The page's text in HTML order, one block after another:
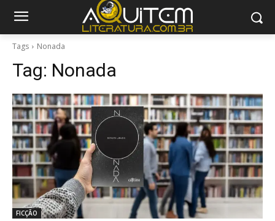
Tags Nonada
Tag: Nonada
FICÇÃO